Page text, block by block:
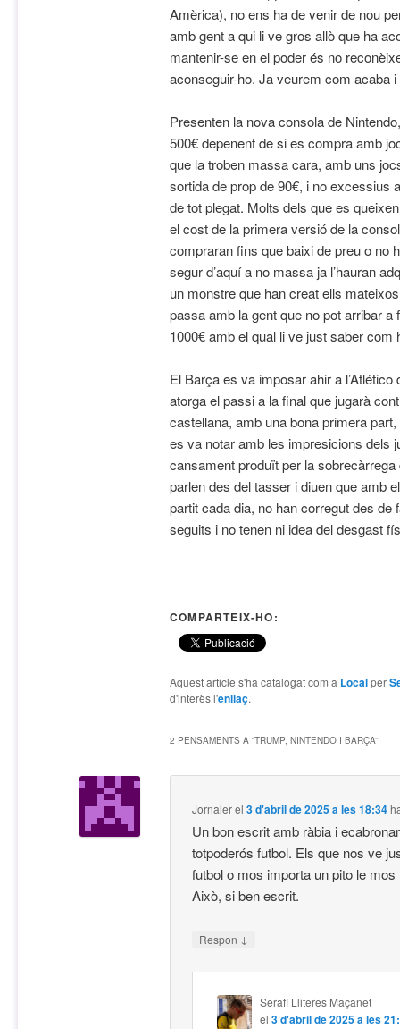
Amèrica), no ens ha de venir de nou
amb gent a qui li ve gros allò que ha
mantenir-se en el poder és no
aconseguir-ho. Ja veurem com acaba
Presenten la nova consola de
500€ depenent de si es compra amb
que la troben massa cara, amb uns
sortida de prop de 90€, i no excessius
de tot plegat. Molts dels que es
el cost de la primera versió de la
compraran fins que baixi de preu o no
segur d’aquí a no massa ja l’hauran
un monstre que han creat ells
passa amb la gent que no pot arribar
1000€ amb el qual li ve just saber com
El Barça es va imposar ahir a
atorga el passi a la final que jugarà
castellana, amb una bona primera
es va notar amb les impresicions dels
cansament produït per la
parlen des del tasser i diuen que amb
partit cada dia, no han corregut des
seguits i no tenen ni idea del desgast
COMPARTEIX-HO:
Aquest article s'ha catalogat com a Localper
d'interès l'enllaç.
2 PENSAMENTS A “TRUMP, NINTENDO I BARÇA”
Jornalerel3 d'abril de 2025 a les 18:34
Un bon escrit amb ràbia i
totpoderós futbol. Els que nos ve
futbol o mos importa un pito le mos
Això, si ben escrit.
Respon ↓
Serafí Lliteres Maçanet
el 3 d'abril de 2025 a les